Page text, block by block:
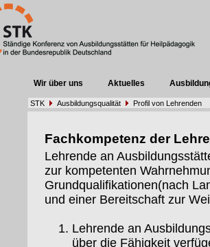
Wir über uns Aktuelles
STK Ausbildungsqualität Profil von Lehrenden
Fachkompetenz der
Lehrende an
zur kompetenten
Grundqualifikationen(nach
und einer Bereitschaft zur
Lehrende an
über die Fähigkeit